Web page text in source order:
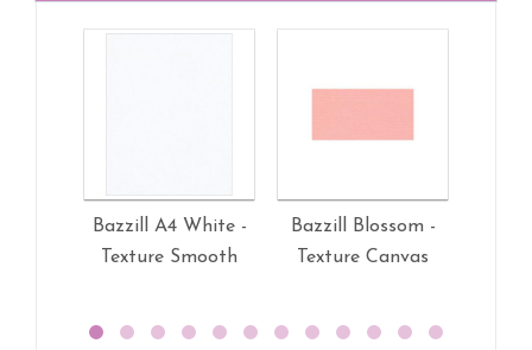
Bazzill A4 White -
Texture Smooth
Bazzill Blossom -
Texture Canvas